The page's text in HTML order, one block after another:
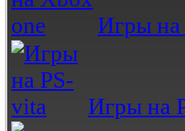
Игры на
Игры на